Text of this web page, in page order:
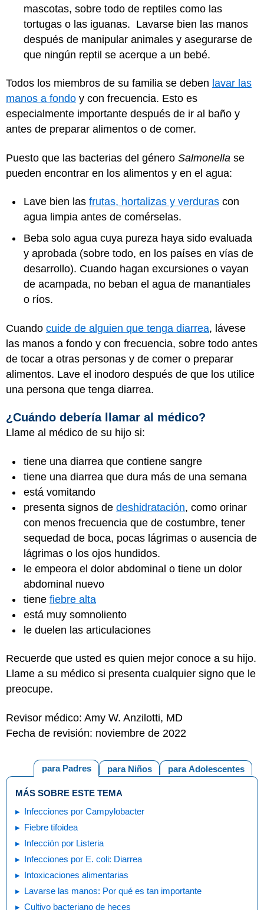
mascotas, sobre todo de reptiles como las
tortugas o las iguanas. Lavarse bien las manos
después de manipular animales y asegurarse de
que ningún reptil se acerque a un bebé.
Todos los miembros de su familia se deben lavar las
manos a fondo y con frecuencia. Esto es
especialmente importante después de ir al baño y
antes de preparar alimentos o de comer.
Puesto que las bacterias del género Salmonella se
pueden encontrar en los alimentos y en el agua:
Lave bien las frutas, hortalizas y verduras con
agua limpia antes de comérselas.
Beba solo agua cuya pureza haya sido evaluada
y aprobada (sobre todo, en los países en vías de
desarrollo). Cuando hagan excursiones o vayan
de acampada, no beban el agua de manantiales
o ríos.
Cuando cuide de alguien que tenga diarrea, lávese
las manos a fondo y con frecuencia, sobre todo antes
de tocar a otras personas y de comer o preparar
alimentos. Lave el inodoro después de que los utilice
una persona que tenga diarrea.
¿Cuándo debería llamar al médico?
Llame al médico de su hijo si:
tiene una diarrea que contiene sangre
tiene una diarrea que dura más de una semana
está vomitando
presenta signos de deshidratación, como orinar
con menos frecuencia que de costumbre, tener
sequedad de boca, pocas lágrimas o ausencia de
lágrimas o los ojos hundidos.
le empeora el dolor abdominal o tiene un dolor
abdominal nuevo
tiene fiebre alta
está muy somnoliento
le duelen las articulaciones
Recuerde que usted es quien mejor conoce a su hijo.
Llame a su médico si presenta cualquier signo que le
preocupe.
Revisor médico: Amy W. Anzilotti, MD
Fecha de revisión: noviembre de 2022
para Adolescentes
para Niños
para Padres
MÁS SOBRE ESTE TEMA
Infecciones por Campylobacter
Fiebre tifoidea
Infección por Listeria
Infecciones por E. coli: Diarrea
Intoxicaciones alimentarias
Lavarse las manos: Por qué es tan importante
Cultivo bacteriano de heces